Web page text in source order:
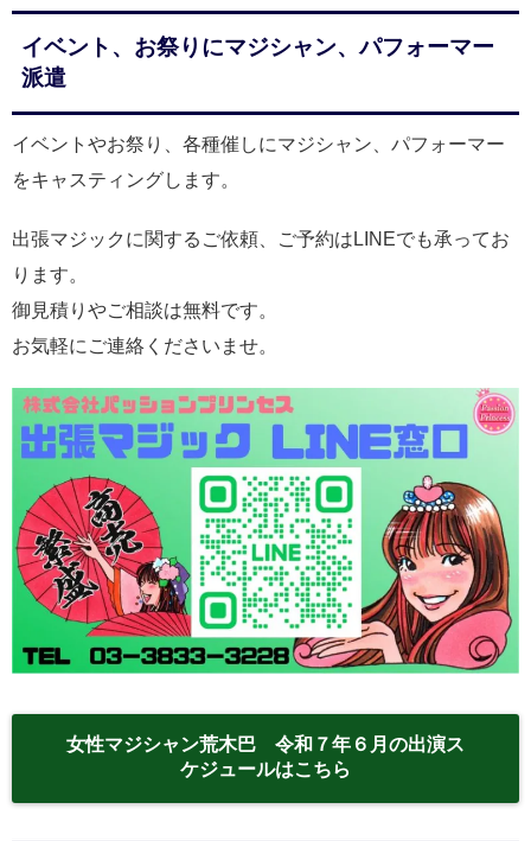
イベント、お祭りにマジシャン、パフォーマー
派遣
イベントやお祭り、各種催しにマジシャン、パフォーマー
をキャスティングします。
出張マジックに関するご依頼、ご予約はLINEでも承ってお
ります。
御見積りやご相談は無料です。
お気軽にご連絡くださいませ。
女性マジシャン荒木巴 令和７年６月の出演ス
ケジュールはこちら